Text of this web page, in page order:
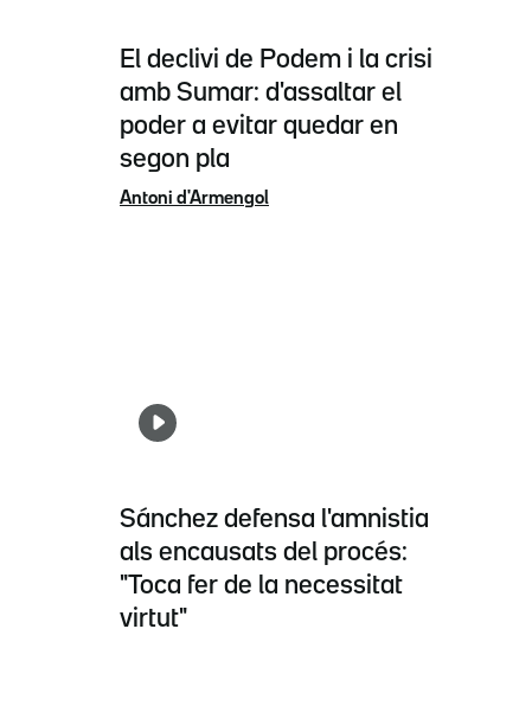
El declivi de Podem i la crisi
amb Sumar: d'assaltar el
poder a evitar quedar en
segon pla
Antoni d'Armengol
Sánchez defensa l'amnistia
als encausats del procés:
"Toca fer de la necessitat
virtut"